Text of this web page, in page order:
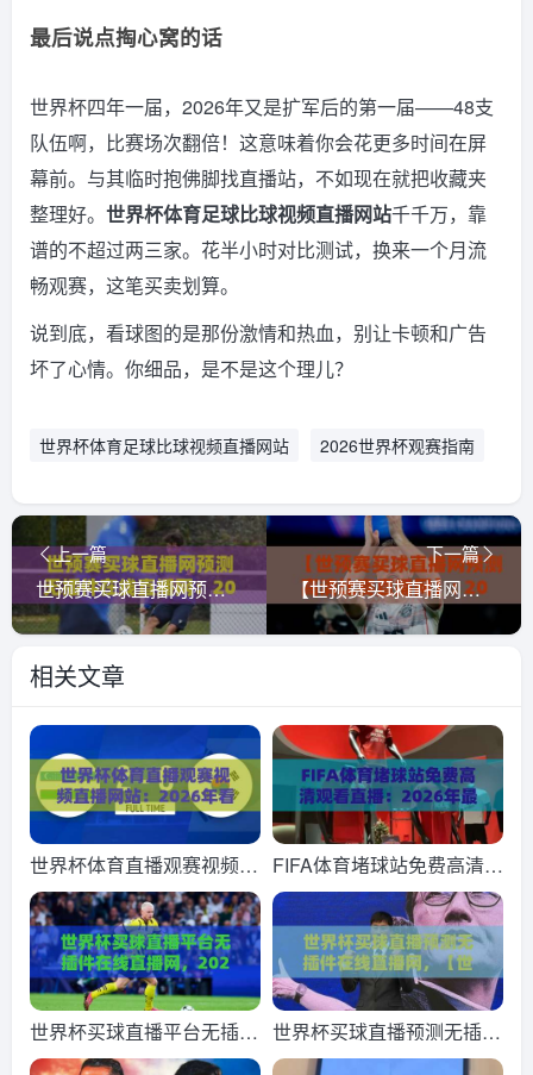
最后说点掏心窝的话
世界杯四年一届，2026年又是扩军后的第一届——48支
队伍啊，比赛场次翻倍！这意味着你会花更多时间在屏
幕前。与其临时抱佛脚找直播站，不如现在就把收藏夹
整理好。 世界杯体育足球比球视频直播网站千千万，靠
谱的不超过两三家。花半小时对比测试，换来一个月流
畅观赛，这笔买卖划算。
说到底，看球图的是那份激情和热血，别让卡顿和广告
坏了心情。你细品，是不是这个理儿？
世界杯体育足球比球视频直播网站 2026世界杯观赛指南
上一篇
世预赛买球直播网预测无插件在线直播网：2026赛程全解析与观赛新姿势
下一篇
【世预赛买球直播网预测高清比赛直播网】: 2026世预赛亚预赛第三阶段观赛预测与高清直播平台全攻略
相关文章
世界杯体育直播观赛视频直
播网站：2026年看球新姿
势，这3个平台藏着不少惊
喜
FIFA体育堵球站免费高清观
看直播：2026年最全观赛
指南与实测体验
世界杯买球直播平台无插件
在线直播网，2026年观赛
世界杯买球直播预测无插件
在线直播网，【世界杯买球